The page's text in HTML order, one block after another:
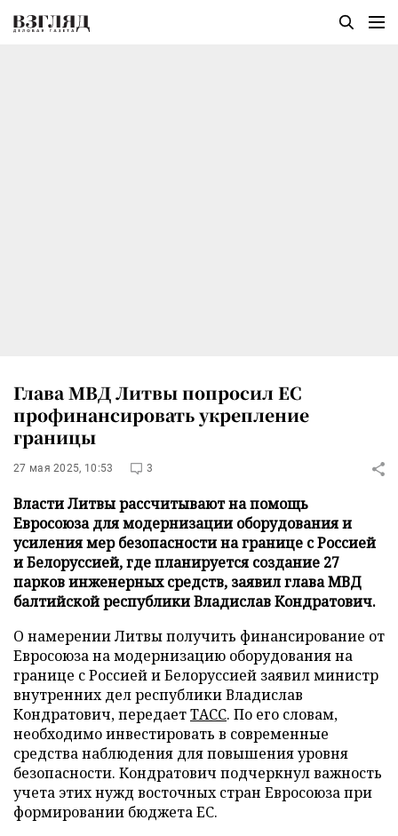
Глава МВД Литвы попросил ЕС
профинансировать укрепление
границы
27 мая 2025, 10:53 3
Власти Литвы рассчитывают на помощь
Евросоюза для модернизации оборудования и
усиления мер безопасности на границе с Россией
и Белоруссией, где планируется создание 27
парков инженерных средств, заявил глава МВД
балтийской республики Владислав Кондратович.
О намерении Литвы получить финансирование от
Евросоюза на модернизацию оборудования на
границе с Россией и Белоруссией заявил министр
внутренних дел республики Владислав
Кондратович, передаетТАСС. По его словам,
необходимо инвестировать в современные
средства наблюдения для повышения уровня
безопасности. Кондратович подчеркнул важность
учета этих нужд восточных стран Евросоюза при
формировании бюджета ЕС.